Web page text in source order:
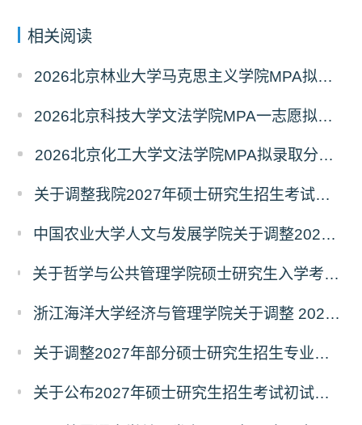
相关阅读
2026北京林业大学马克思主义学院MPA拟录取分析解读
2026北京科技大学文法学院MPA一志愿拟录取分析解读
2026北京化工大学文法学院MPA拟录取分析解读
关于调整我院2027年硕士研究生招生考试科目及参考书的通知
中国农业大学人文与发展学院关于调整2027年硕士研究生招生考试初试科目的通知
关于哲学与公共管理学院硕士研究生入学考试（初试） 考试科目及参考书目变更的通知（二）
浙江海洋大学经济与管理学院关于调整 2027年硕士研究生招生考试初试科目的公告
关于调整2027年部分硕士研究生招生专业初试考试科目的公告（持续更新中）
关于公布2027年硕士研究生招生考试初试自命题科目考试大纲的通知